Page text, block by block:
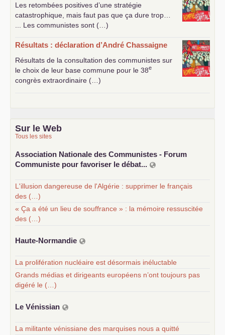
Les retombées positives d’une stratégie
catastrophique, mais faut pas que ça dure trop…
... Les communistes sont (…)
Résultats : déclaration d’André Chassaigne
Résultats de la consultation des communistes sur
le choix de leur base commune pour le 38e
congrès extraordinaire (…)
Sur le Web
Tous les sites
Association Nationale des Communistes - Forum
Communiste pour favoriser le débat...
L'illusion dangereuse de l'Algérie : supprimer le français
des (…)
« Ça a été un lieu de souffrance » : la mémoire ressuscitée
des (…)
Haute-Normandie
La prolifération nucléaire est désormais inéluctable
Grands médias et dirigeants européens n’ont toujours pas
digéré le (…)
Le Vénissian
La militante vénissiane des marquises nous a quitté